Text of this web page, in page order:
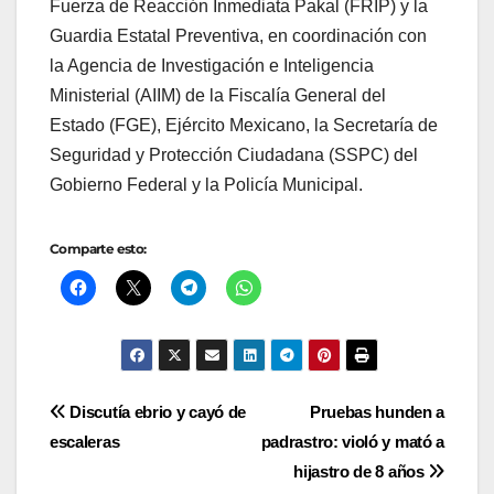
Fuerza de Reacción Inmediata Pakal (FRIP) y la
Guardia Estatal Preventiva, en coordinación con
la Agencia de Investigación e Inteligencia
Ministerial (AIIM) de la Fiscalía General del
Estado (FGE), Ejército Mexicano, la Secretaría de
Seguridad y Protección Ciudadana (SSPC) del
Gobierno Federal y la Policía Municipal.
Comparte esto:
Navegación
Pruebas hunden a
padrastro: violó y mató a
hijastro de 8 años
Discutía ebrio y cayó de
escaleras